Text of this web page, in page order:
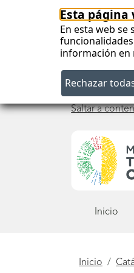
Esta página
En esta web
información en
Saltar a
Inicio
Está
Inicio